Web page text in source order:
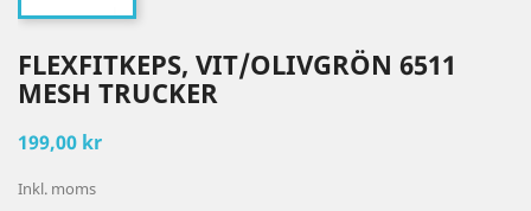
FLEXFITKEPS, VIT/OLIVGRÖN 6511
MESH TRUCKER
199,00 kr
Inkl. moms